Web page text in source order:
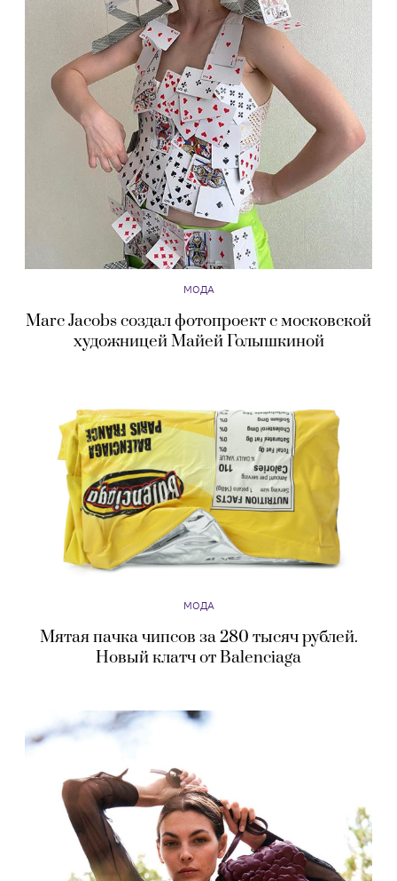
МОДА
Marc Jacobs создал фотопроект с московской
художницей Майей Голышкиной
МОДА
Мятая пачка чипсов за 280 тысяч рублей.
Новый клатч от Balenciaga